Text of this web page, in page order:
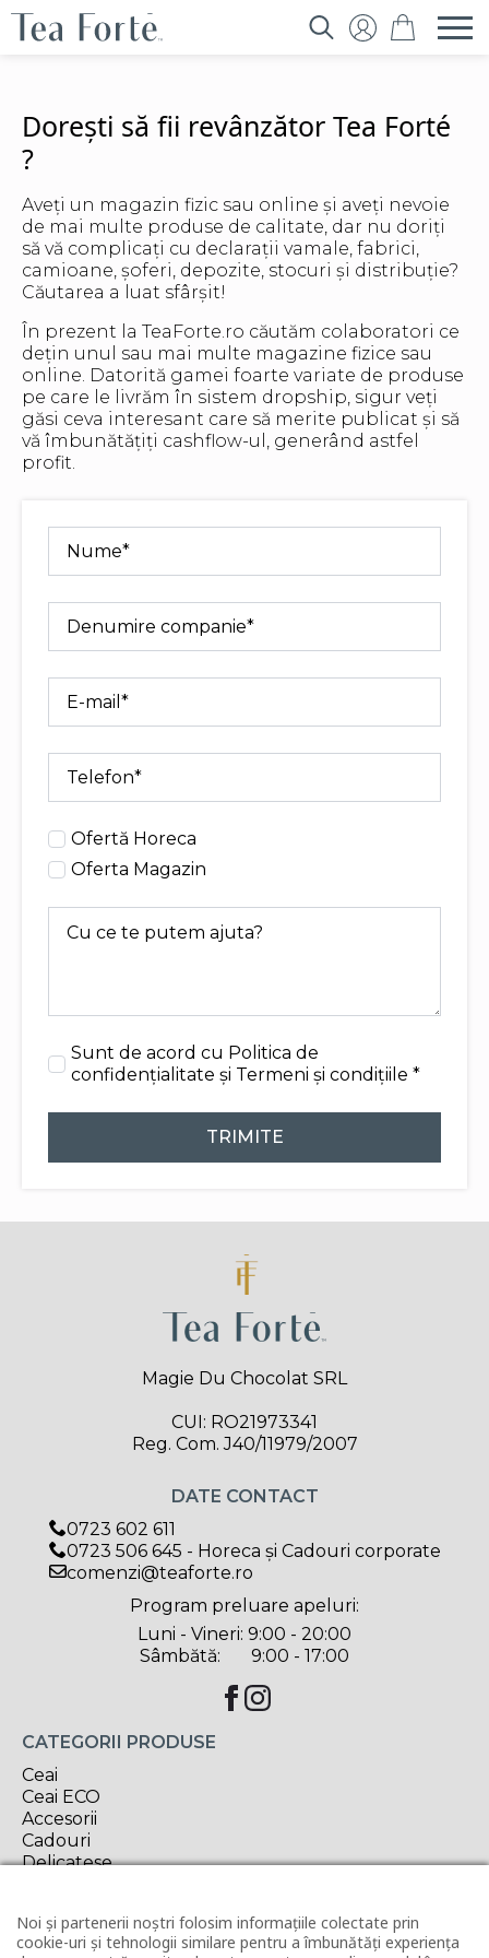
Dorești să fii revânzător Tea Forté
?
Aveți un magazin fizic sau online și aveți nevoie
de mai multe produse de calitate, dar nu doriți
să vă complicați cu declarații vamale, fabrici,
camioane, șoferi, depozite, stocuri și distribuție?
Căutarea a luat sfârșit!
În prezent la TeaForte.ro căutăm colaboratori ce
dețin unul sau mai multe magazine fizice sau
online. Datorită gamei foarte variate de produse
pe care le livrăm în sistem dropship, sigur veți
găsi ceva interesant care să merite publicat și să
vă îmbunătățiți cashflow-ul, generând astfel
profit.
Nume
Denumire
companie
E-
mail
Telefon
Oferta
Ofertă Horeca
Oferta Magazin
Mesaj
Sunt de acord cu Politica de
confidențialitate și Termeni și condițiile *
TRIMITE
Magie Du Chocolat SRL
CUI: RO21973341
Reg. Com. J40/11979/2007
CATEGORII PRODUSE
Ceai
Ceai ECO
Accesorii
Cadouri
Delicatese
INFORMAȚII UTILE
DATE CONTACT
0723 602 611
0723 506 645 - Horeca și Cadouri corporate
comenzi@teaforte.ro
Program preluare apeluri:
Luni - Vineri: 9:00 - 20:00
Sâmbătă: 9:00 - 17:00
Noi și partenerii noștri folosim informațiile colectate prin
cookie-uri și tehnologii similare pentru a îmbunătăți experiența